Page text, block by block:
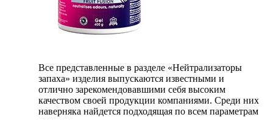
Все представленные в разделе «Нейтрализаторы
запаха» изделия выпускаются известными и
отлично зарекомендовавшими себя высоким
качеством своей продукции компаниями. Среди них
наверняка найдется подходящая по всем параметрам